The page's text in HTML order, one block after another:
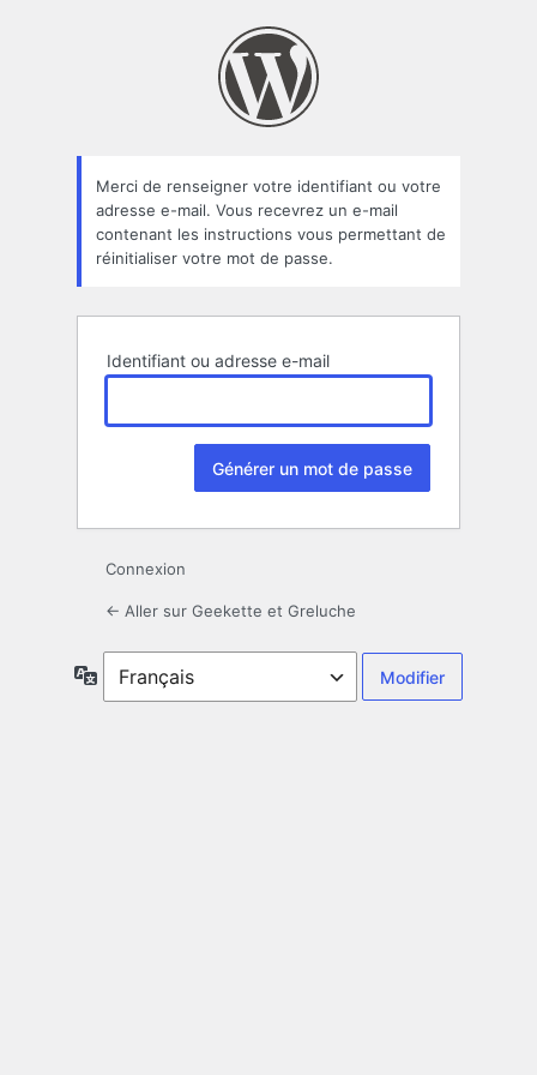
oublié
Merci de renseigner votre identifiant ou votre
adresse e-mail. Vous recevrez un e-mail
contenant les instructions vous permettant de
réinitialiser votre mot de passe.
Identifiant ou adresse e-mail
Connexion
← Aller sur Geekette et Greluche
Langue